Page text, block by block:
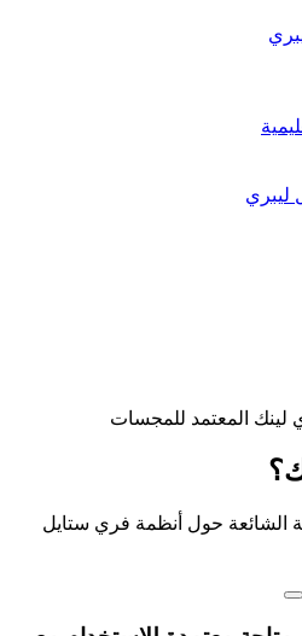
ليبري
لينك المعتمد للمجسات
الشائعة حول أنظمة فري ستايل